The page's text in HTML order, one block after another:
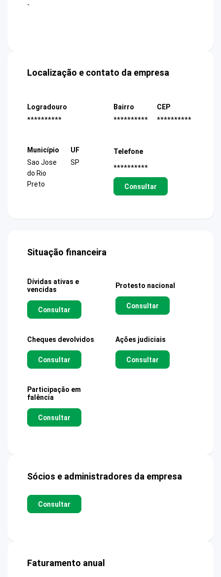
-
Localização e contato da empresa
Logradouro
**********
Bairro
**********
CEP
**********
Município
Sao Jose
do Rio
Preto
UF
SP
Telefone
**********
Consultar
Situação financeira
Dívidas ativas e
vencidas
Consultar
Protesto nacional
Consultar
Cheques devolvidos
Consultar
Ações judiciais
Consultar
Participação em
falência
Consultar
Sócios e administradores da empresa
Consultar
Faturamento anual